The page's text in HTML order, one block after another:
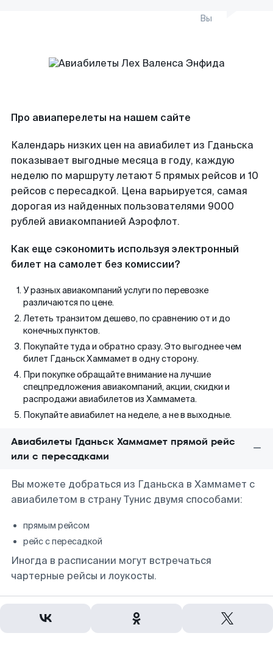
Вы
Про авиаперелеты на нашем сайте
Календарь низких цен на авиабилет из Гданьска
показывает выгодные месяца в году, каждую
неделю по маршруту летают 5 прямых рейсов и 10
рейсов с пересадкой. Цена варьируется, самая
дорогая из найденных пользователями 9000
рублей авиакомпанией Аэрофлот.
Как еще сэкономить используя электронный
билет на самолет без комиссии?
У разных авиакомпаний услуги по перевозке
различаются по цене.
Лететь транзитом дешево, по сравнению от и до
конечных пунктов.
Покупайте туда и обратно сразу. Это выгоднее чем
билет Гданьск Хаммамет в одну сторону.
При покупке обращайте внимание на лучшие
спецпредложения авиакомпаний, акции, скидки и
распродажи авиабилетов из Хаммамета.
Покупайте авиабилет на неделе, а не в выходные.
Авиабилеты Гданьск Хаммамет прямой рейс
или с пересадками
Вы можете добраться из Гданьска в Хаммамет с
авиабилетом в страну Тунис двумя способами:
прямым рейсом
рейс с пересадкой
Иногда в расписании могут встречаться
чартерные рейсы и лоукосты.